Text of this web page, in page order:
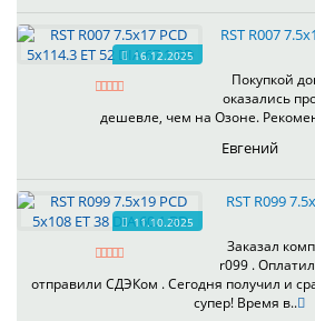
16.12.2025
RST R007
Покупкой
оказались
дешевле, чем на Озоне.
Евгений
11.10.2025
RST R099
Заказал
r099 .
отправили СДЭКом . Сегодня получил и
супер! Время в..